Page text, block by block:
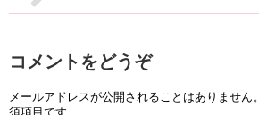
コメントをどうぞ
メールアドレスが公開されることはありません。
須項目です